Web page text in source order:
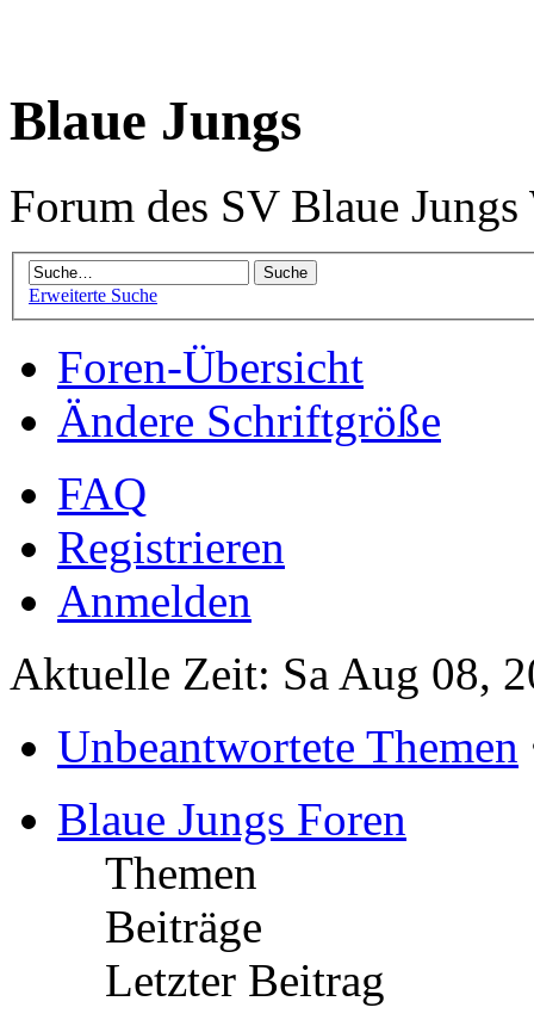
Blaue Jungs
Forum des SV Blaue
Erweiterte Suche
Foren-Übersicht
Ändere Schriftgröße
FAQ
Registrieren
Anmelden
Aktuelle Zeit: Sa Aug 08,
Unbeantwortete Themen
Blaue Jungs Foren
Themen
Beiträge
Letzter Beitrag